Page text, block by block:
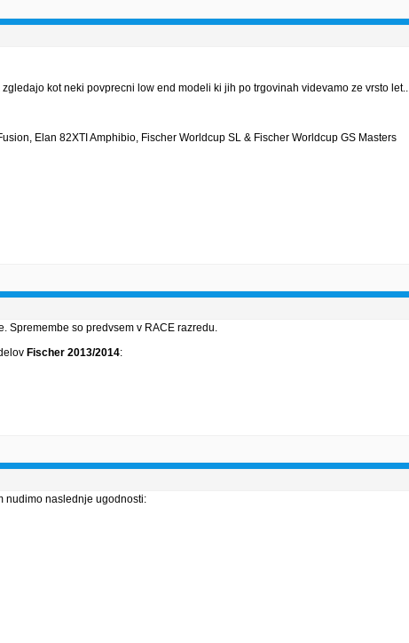
kot neki povprecni low end modeli ki jih po trgovinah videvamo ze vrsto let..
Elan 82XTI Amphibio, Fischer Worldcup SL & Fischer Worldcup GS Masters
Spremembe so predvsem v RACE razredu.
Fischer 2013/2014:
nudimo naslednje ugodnosti: